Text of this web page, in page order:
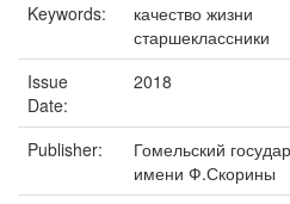
Keywords:
качество жизни
старшеклассники
Issue
Date:
2018
Publisher:
Гомельский
имени Ф.Скорины